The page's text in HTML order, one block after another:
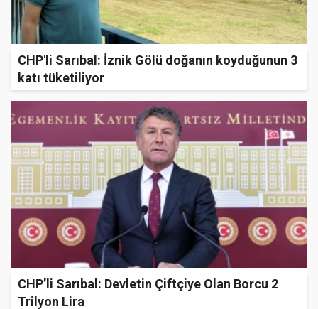
CHP'li Sarıbal: İznik Gölü doğanın koyduğunun 3
katı tüketiliyor
CHP’li Sarıbal: Devletin Çiftçiye Olan Borcu 2
Trilyon Lira